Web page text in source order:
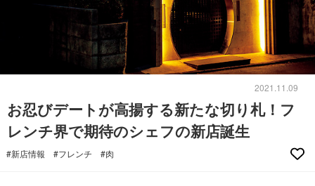
2021.11.09
お忍びデートが高揚する新たな切り札！フ
レンチ界で期待のシェフの新店誕生
#新店情報 #フレンチ #肉